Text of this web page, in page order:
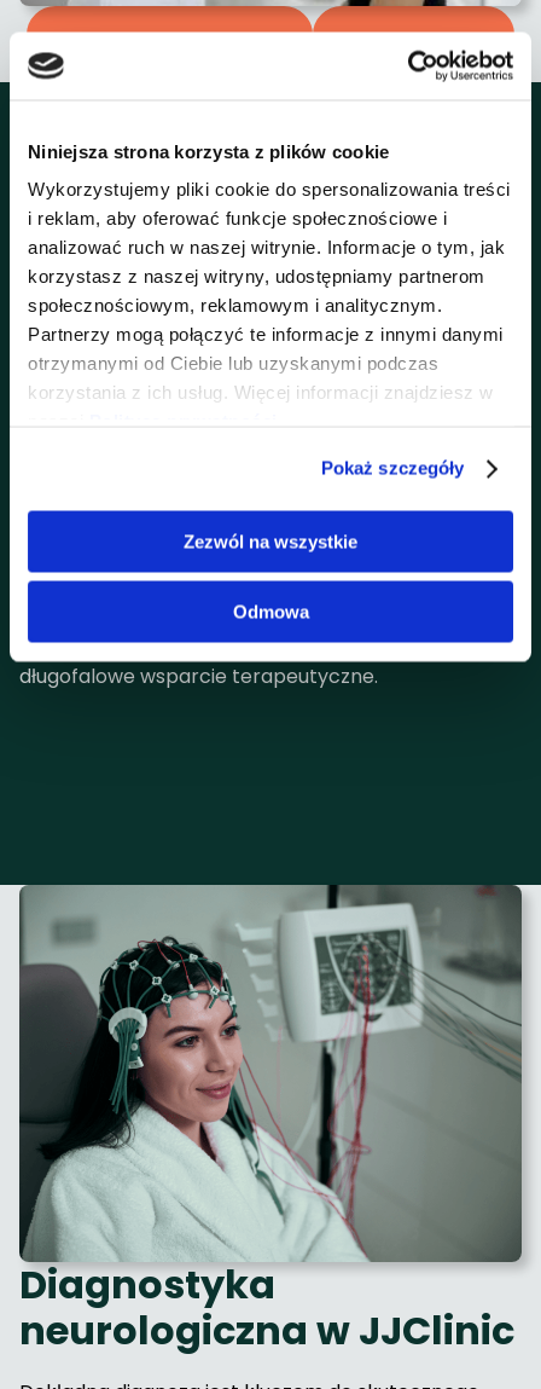
Niniejsza strona korzysta z plików cookie
Wykorzystujemy pliki cookie do spersonalizowania treści
i reklam, aby oferować funkcje społecznościowe i
analizować ruch w naszej witrynie. Informacje o tym, jak
korzystasz z naszej witryny, udostępniamy partnerom
społecznościowym, reklamowym i analitycznym.
Partnerzy mogą połączyć te informacje z innymi danymi
otrzymanymi od Ciebie lub uzyskanymi podczas
korzystania z ich usług. Więcej informacji znajdziesz w
Pokaż szczegóły
Zezwól na wszystkie
Odmowa
Umów wizy tę
Dlaczego warto wybrać
neurologię w JJClinic?
✔ Doświadczeni specjaliści z wieloletnią praktyką
✔ Możliwość wykonania i interpretacji badań EEG na
miejscu.
✔ Indywidualne podejście i leczenie zgodne z
✔ Kompleksowa opieka – od diagnostyki po
długofalowe wsparcie terapeutyczne.
Diagnostyka
neurologiczna w JJClinic